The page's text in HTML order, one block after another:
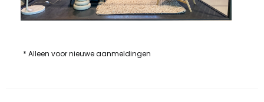
* Alleen voor nieuwe aanmeldingen